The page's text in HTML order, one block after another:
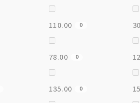
110.00 0
78.00 0
135.00 0